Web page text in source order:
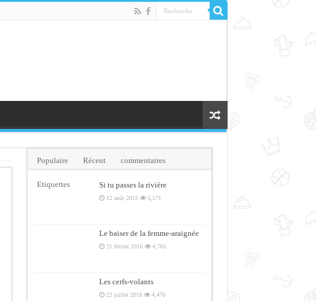
Populaire Récent commentaires
Etiquettes Si tu passes la rivière
12 août 2015 5,571
Le baiser de la femme-araignée
21 février 2016 4,765
Les cerfs-volants
22 juillet 2016 4,470